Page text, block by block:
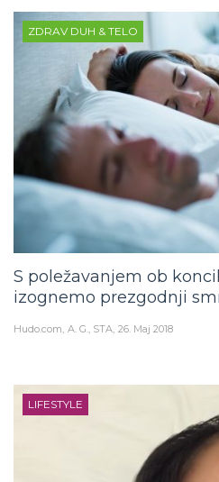
ZDRAV DUH & TELO
S poležavanjem ob
izognemo prezgodnji
Hudo.com A. G., STA 26. Maj 2018
LIFESTYLE